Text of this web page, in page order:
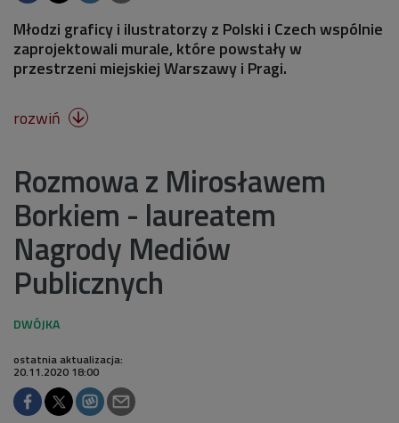
Młodzi graficy i ilustratorzy z Polski i Czech wspólnie
zaprojektowali murale, które powstały w
przestrzeni miejskiej Warszawy i Pragi.
rozwiń 
Rozmowa z Mirosławem
Borkiem - laureatem
Nagrody Mediów
Publicznych
ostatnia aktualizacja:
20.11.2020 18:00